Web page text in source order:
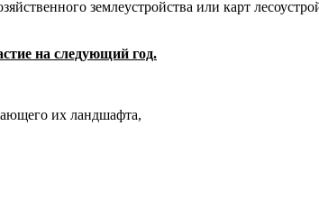
землеустройства или карт
на следующий год.
их ландшафта,